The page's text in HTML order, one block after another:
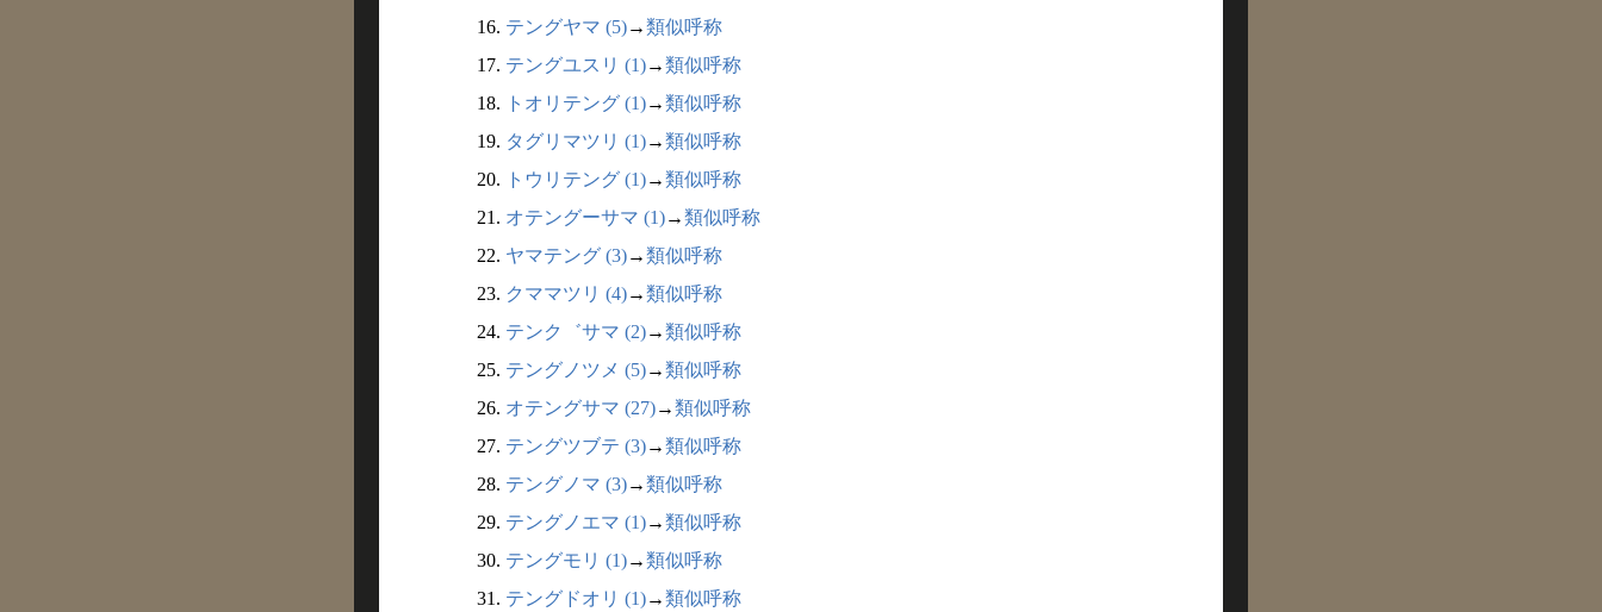
16. テングヤマ (5)→類似呼称
17. テングユスリ (1)→類似呼称
18.
トオリテング (1)→類似呼称
19. タグリマツリ (1)→類似呼称
20.
トウリテング (1)→類似呼称
21. オテングーサマ (1)→類似呼称
22. ヤマテング (3)→類似呼称
23. クママツリ (4)→類似呼称
24. テンク゛サマ (2)→類似呼称
25. テングノツメ (5)→類似呼称
26. オテングサマ (27)→類似呼称
27. テングツブテ (3)→類似呼称
28. テングノマ (3)→類似呼称
29. テングノエマ (1)→類似呼称
30. テングモリ (1)→類似呼称
31. テングドオリ (1)→類似呼称